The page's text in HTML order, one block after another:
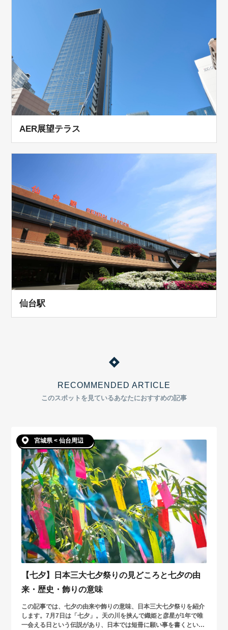
AER展望テラス
仙台駅
RECOMMENDED ARTICLE
このスポットを見ているあなたにおすすめの記事
宮城県 < 仙台周辺
【七夕】日本三大七夕祭りの見どころと七夕の由
来・歴史・飾りの意味
この記事では、七夕の由来や飾りの意味、日本三大七夕祭りを紹介
します。7月7日は「七夕」。天の川を挟んで織姫と彦星が1年で唯
一会える日という伝説があり、日本では短冊に願い事を書くという